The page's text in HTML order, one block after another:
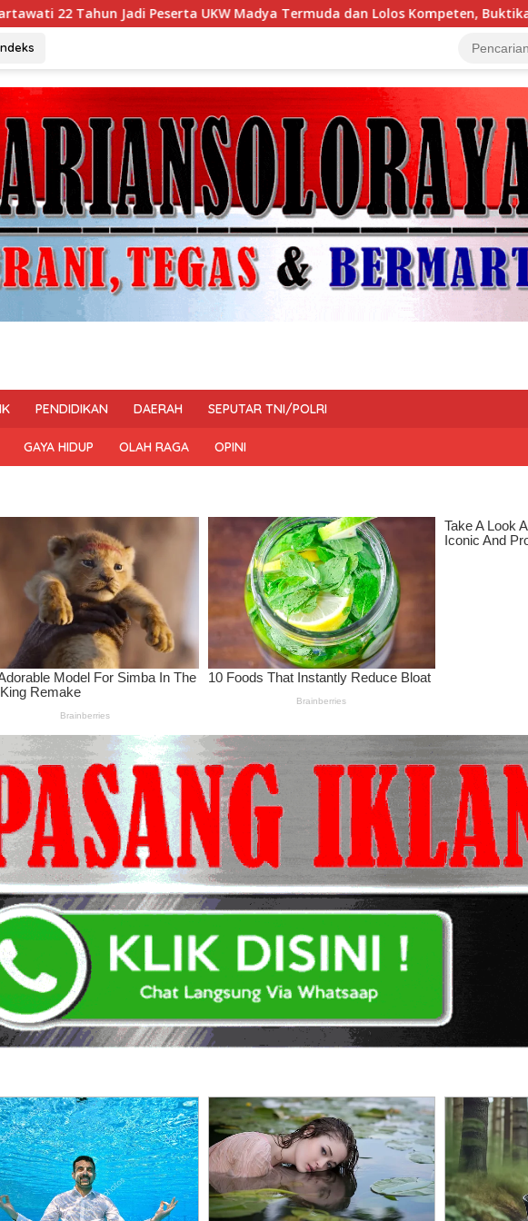
Madya Termuda dan Lolos Kompeten, Buktikan Usia Bukan Penghalang
PENDIDIKAN DAERAH SEPUTAR TNI/POLRI
GAYA HIDUP OLAH RAGA OPINI